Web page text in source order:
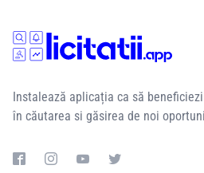
Instalează aplicația ca să
în căutarea si găsirea de noi